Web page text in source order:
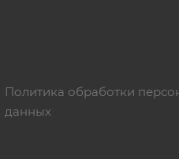
Политика обработки
данных